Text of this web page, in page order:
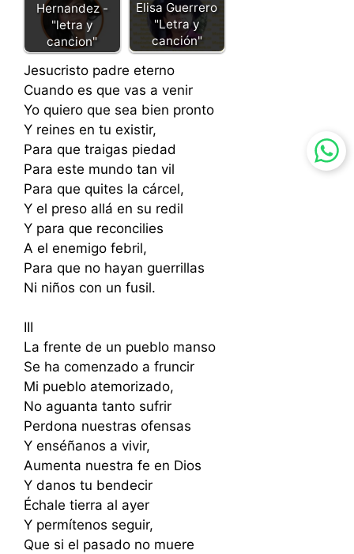
Hernandez -
"letra y
cancion"
Elisa Guerrero
"Letra y
canción"
Jesucristo padre eterno
Cuando es que vas a venir
Yo quiero que sea bien pronto
Y reines en tu existir,
Para que traigas piedad
Para este mundo tan vil
Para que quites la cárcel,
Y el preso allá en su redil
Y para que reconcilies
A el enemigo febril,
Para que no hayan guerrillas
Ni niños con un fusil.
III
La frente de un pueblo manso
Se ha comenzado a fruncir
Mi pueblo atemorizado,
No aguanta tanto sufrir
Perdona nuestras ofensas
Y enséñanos a vivir,
Aumenta nuestra fe en Dios
Y danos tu bendecir
Échale tierra al ayer
Y permítenos seguir,
Que si el pasado no muere